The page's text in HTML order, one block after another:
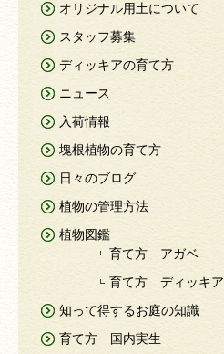
オリジナル用土について
スタッフ募集
ディッキアの育て方
ニュース
入荷情報
塊根植物の育て方
日々のブログ
植物の管理方法
植物図鑑
育て方 アガベ
育て方 ディッキア
知って得するお庭の知識
育て方 国内実生